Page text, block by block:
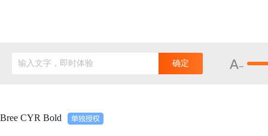
输入文字，即时体验 确定
Bree CYR Bold